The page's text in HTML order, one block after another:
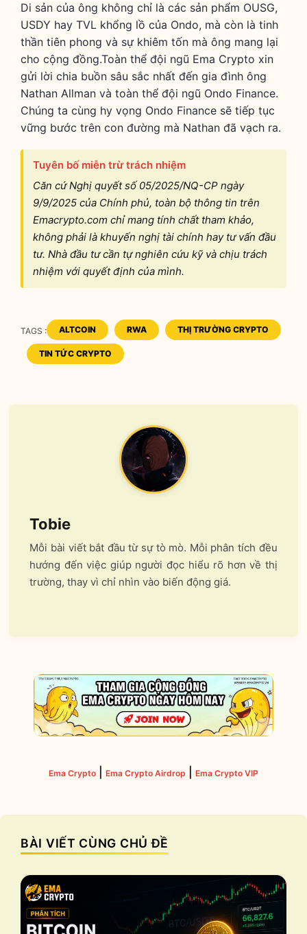
Di sản của ông không chỉ là các sản phẩm OUSG,
USDY hay TVL khổng lồ của Ondo, mà còn là tinh
thần tiên phong và sự khiêm tốn mà ông mang lại
cho cộng đồng.Toàn thể đội ngũ Ema Crypto xin
gửi lời chia buồn sâu sắc nhất đến gia đình ông
Nathan Allman và toàn thể đội ngũ Ondo Finance.
Chúng ta cùng hy vọng Ondo Finance sẽ tiếp tục
vững bước trên con đường mà Nathan đã vạch ra.
Tuyên bố miễn trừ trách nhiệm
Căn cứ Nghị quyết số 05/2025/NQ-CP ngày
9/9/2025 của Chính phủ, toàn bộ thông tin trên
Emacrypto.com chỉ mang tính chất tham khảo,
không phải là khuyến nghị tài chính hay tư vấn đầu
tư. Nhà đầu tư cần tự nghiên cứu kỹ và chịu trách
nhiệm với quyết định của mình.
TAGS :
TAGS
ALTCOIN RWA THỊ TRƯỜNG CRYPTO
TIN TỨC CRYPTO
Tobie
Mỗi bài viết bắt đầu từ sự tò mò. Mỗi phân tích đều
hướng đến việc giúp người đọc hiểu rõ hơn về thị
trường, thay vì chỉ nhìn vào biến động giá.
Ema Crypto Ema Crypto Airdrop Ema Crypto VIP
BÀI VIẾT CÙNG CHỦ ĐỀ